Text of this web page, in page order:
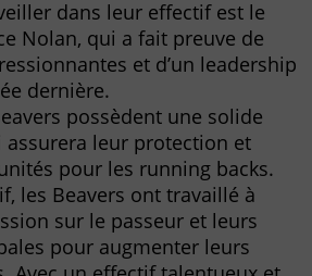
dans leur effectif est le
Nolan, qui a fait preuve de
et d’un leadership
dernière.
possèdent une solide
leur protection et
pour les running backs.
les Beavers ont travaillé à
sur le passeur et leurs
pour augmenter leurs